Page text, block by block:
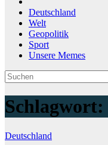
Deutschland
Welt
Geopolitik
Sport
Unsere Memes
Schlagwort:
Deutschland